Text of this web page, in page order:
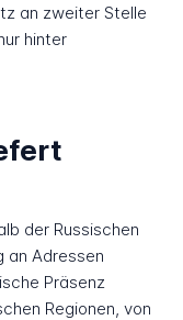
an zweiter Stelle
hinter
der Russischen
an Adressen
Präsenz
Regionen, von